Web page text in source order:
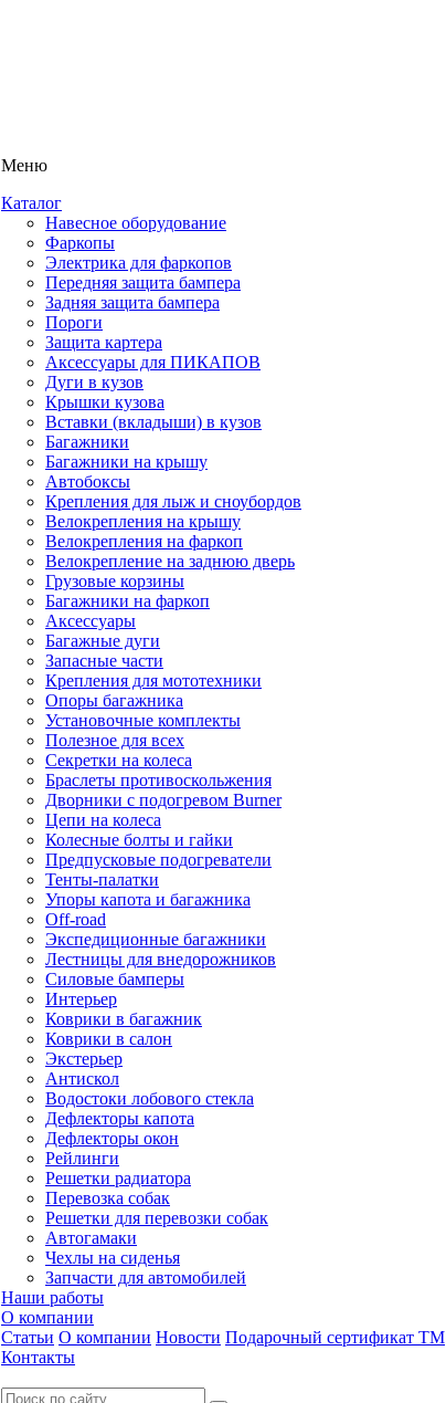
Меню
Каталог
Навесное оборудование
Фаркопы
Электрика для фаркопов
Передняя защита бампера
Задняя защита бампера
Пороги
Защита картера
Аксессуары для ПИКАПОВ
Дуги в кузов
Крышки кузова
Вставки (вкладыши) в кузов
Багажники
Багажники на крышу
Автобоксы
Крепления для лыж и сноубордов
Велокрепления на крышу
Велокрепления на фаркоп
Велокрепление на заднюю дверь
Грузовые корзины
Багажники на фаркоп
Аксессуары
Багажные дуги
Запасные части
Крепления для мототехники
Опоры багажника
Установочные комплекты
Полезное для всех
Секретки на колеса
Браслеты противоскольжения
Дворники с подогревом Burner
Цепи на колеса
Колесные болты и гайки
Предпусковые подогреватели
Тенты-палатки
Упоры капота и багажника
Off-road
Экспедиционные багажники
Лестницы для внедорожников
Силовые бамперы
Интерьер
Коврики в багажник
Коврики в салон
Экстерьер
Антискол
Водостоки лобового стекла
Дефлекторы капота
Дефлекторы окон
Рейлинги
Решетки радиатора
Перевозка собак
Решетки для перевозки собак
Автогамаки
Чехлы на сиденья
Запчасти для автомобилей
Наши работы
О компании
Статьи О компании Новости Подарочный сертификат ТМ
Контакты